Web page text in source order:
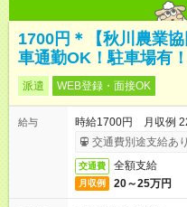
1700円＊【秋川農業
車通勤OK！駐車場有
派遣 WEB登録・面接OK
給与
時給1700円 月収例
交通費別途支給あり
交通費 全額支給
月収例 20～25万円